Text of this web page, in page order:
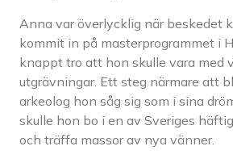
Anna var överlycklig när beskedet
kommit in på masterprogrammet i
knappt tro att hon skulle vara med
utgrävningar. Ett steg närmare att
arkeolog hon såg sig som i sina
skulle hon bo i en av Sveriges
och träffa massor av nya vänner.